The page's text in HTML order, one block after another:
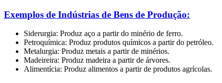
Exemplos de Indústrias de Bens de Produção:
Siderurgia: Produz aço a partir do minério de ferro.
Petroquímica: Produz produtos químicos a partir do petróleo.
Metalurgia: Produz metais a partir de minérios.
Madeireira: Produz madeira a partir de árvores.
Alimentícia: Produz alimentos a partir de produtos agrícolas.